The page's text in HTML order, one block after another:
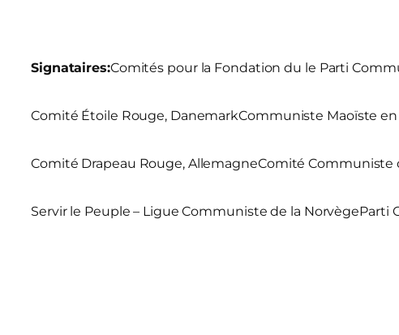
Signataires:Comités pour la Fondation du le Parti
Comité Étoile Rouge, DanemarkCommuniste Maoïste
Comité Drapeau Rouge, AllemagneComité Communiste
Servir le Peuple – Ligue Communiste de la NorvègeParti